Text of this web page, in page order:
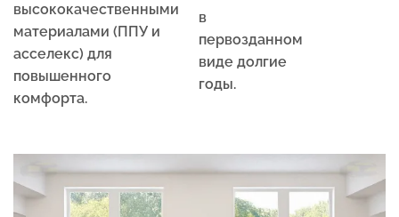
высококачественными
материалами (ППУ и
асселекс) для
повышенного
комфорта.
в
первозданном
виде долгие
годы.